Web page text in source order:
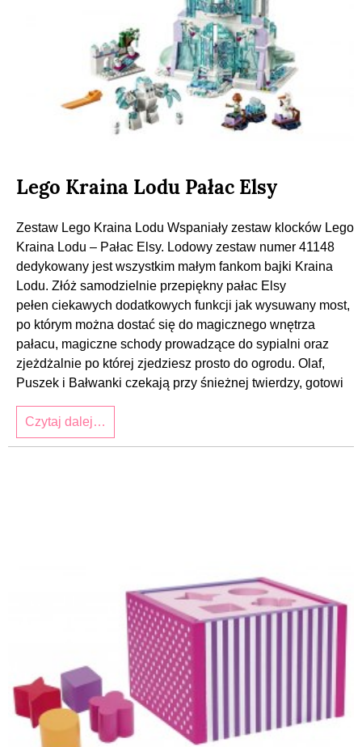
Lego Kraina Lodu Pałac Elsy
Zestaw Lego Kraina Lodu Wspaniały zestaw klocków Lego
Kraina Lodu – Pałac Elsy. Lodowy zestaw numer 41148
dedykowany jest wszystkim małym fankom bajki Kraina
Lodu. Złóż samodzielnie przepiękny pałac Elsy
pełen ciekawych dodatkowych funkcji jak wysuwany most,
po którym można dostać się do magicznego wnętrza
pałacu, magiczne schody prowadzące do sypialni oraz
zjeżdżalnie po której zjedziesz prosto do ogrodu. Olaf,
Puszek i Bałwanki czekają przy śnieżnej twierdzy, gotowi
Czytaj dalej…